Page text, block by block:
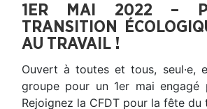
1ER MAI 2022 –
TRANSITION
AU TRAVAIL !
Ouvert à toutes et tous, seul·e,
groupe pour un 1er mai
Rejoignez la CFDT pour la fête du